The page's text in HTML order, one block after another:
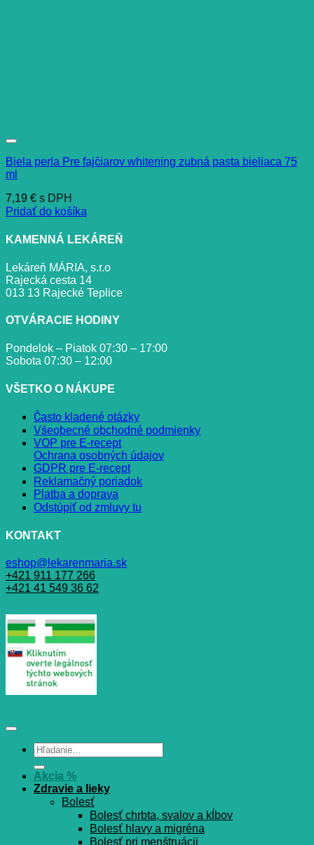
Biela perla Pre fajčiarov whitening zubná pasta bieliaca 75
ml
7,19 € s DPH
Pridať do košíka
KAMENNÁ LEKÁREŇ
Lekáreň MÁRIA, s.r.o
Rajecká cesta 14
013 13 Rajecké Teplice
OTVÁRACIE HODINY
Pondelok – Piatok 07:30 – 17:00
Sobota 07:30 – 12:00
VŠETKO O NÁKUPE
Často kladené otázky
Všeobecné obchodné podmienky
VOP pre E-recept
Ochrana osobných údajov
GDPR pre E-recept
Reklamačný poriadok
Platba a doprava
Odstúpiť od zmluvy tu
KONTAKT
eshop@lekarenmaria.sk
+421 911 177 266
+421 41 549 36 62
Hľadať:
Akcia %
Zdravie a lieky
Bolesť
Bolesť chrbta, svalov a kĺbov
Bolesť hlavy a migréna
Bolesť pri menštruácii